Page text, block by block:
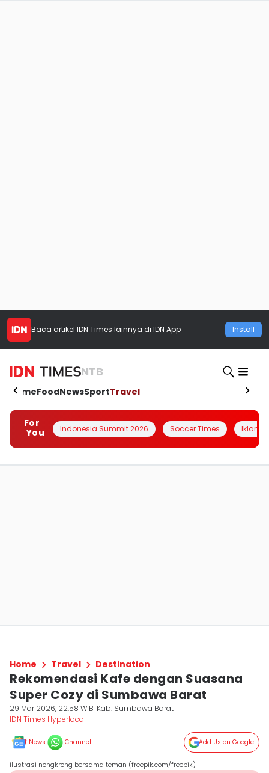
Baca artikel IDN Times lainnya di IDN App Install
NTB
HomeFoodNewsSportTravel
For
You
Indonesia Summit 2026 Soccer Times Iklanin
Home Travel Destination
Rekomendasi Kafe dengan Suasana
Super Cozy di Sumbawa Barat
29 Mar 2026, 22:58 WIB Kab. Sumbawa Barat
IDN Times Hyperlocal
News Channel Add Us on Google
ilustrasi nongkrong bersama teman (freepik.com/freepik)